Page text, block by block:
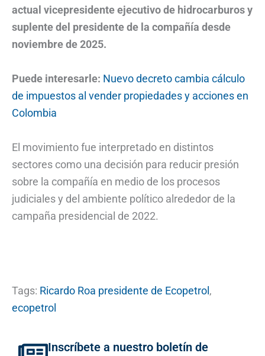
actual vicepresidente ejecutivo de hidrocarburos y
suplente del presidente de la compañía desde
noviembre de 2025.
Puede interesarle: Nuevo decreto cambia cálculo
de impuestos al vender propiedades y acciones en
Colombia
El movimiento fue interpretado en distintos
sectores como una decisión para reducir presión
sobre la compañía en medio de los procesos
judiciales y del ambiente político alrededor de la
campaña presidencial de 2022.
Tags: Ricardo Roa presidente de Ecopetrol,
ecopetrol
Inscríbete a nuestro boletín de